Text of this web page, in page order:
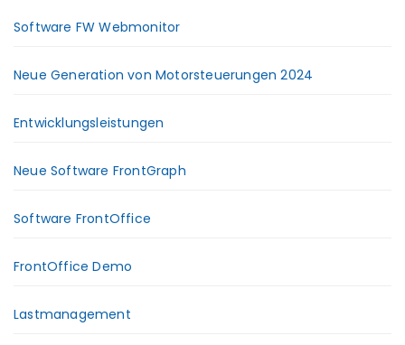
Software FW Webmonitor
Neue Generation von Motorsteuerungen 2024
Entwicklungsleistungen
Neue Software FrontGraph
Software FrontOffice
FrontOffice Demo
Lastmanagement